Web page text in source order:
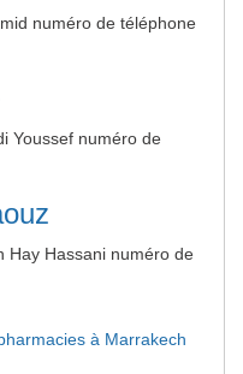
numéro de téléphone
Youssef numéro de
Hay Hassani numéro de
à Marrakech